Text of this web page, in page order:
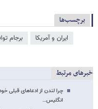
برچسب‌ها
ایران و آمریکا برجام
خبرهای مرتبط
چرا لندن از ادعاهای قبلی
انگلیس…